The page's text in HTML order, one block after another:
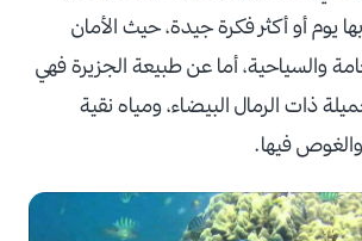
يوم أو أكثر فكرة جيدة، حيث الأمان
والسياحية، أما عن طبيعة الجزيرة فهي
ذات الرمال البيضاء، ومياه نقية
فيها.